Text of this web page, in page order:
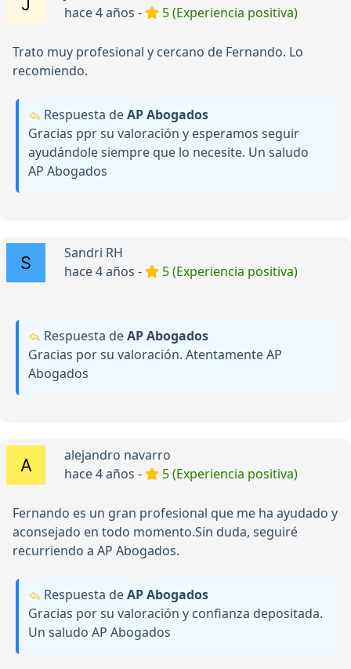
hace 4 años -
5 (Experiencia positiva)
Trato muy profesional y cercano de Fernando. Lo
recomiendo.
Respuesta deAP Abogados
Gracias ppr su valoración y esperamos seguir
ayudándole siempre que lo necesite. Un saludo
AP Abogados
Sandri RH
hace 4 años -
5 (Experiencia positiva)
Respuesta deAP Abogados
Gracias por su valoración. Atentamente AP
Abogados
alejandro navarro
hace 4 años -
5 (Experiencia positiva)
Fernando es un gran profesional que me ha ayudado y
aconsejado en todo momento.Sin duda, seguiré
recurriendo a AP Abogados.
Respuesta deAP Abogados
Gracias por su valoración y confianza depositada.
Un saludo AP Abogados